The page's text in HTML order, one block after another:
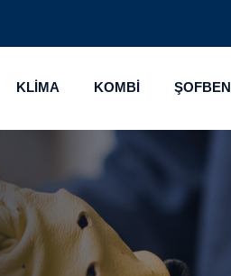
KLİMA KOMBİ ŞOFBEN